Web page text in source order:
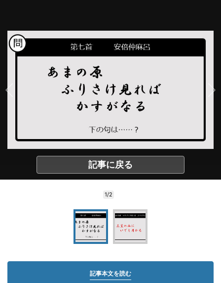
記事に戻る
1/2
記事本文を読む